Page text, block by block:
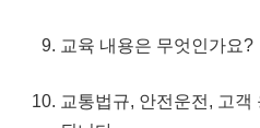
교육 내용은 무엇인가요?
교통법규, 안전운전, 고